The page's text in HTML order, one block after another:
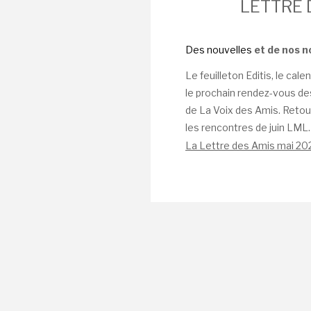
LETTRE
Des nouvelles et de nos
Le feuilleton Editis, le
le prochain rendez-vous
de La Voix des Amis.
les rencontres de juin LML.
La Lettre des Amis mai